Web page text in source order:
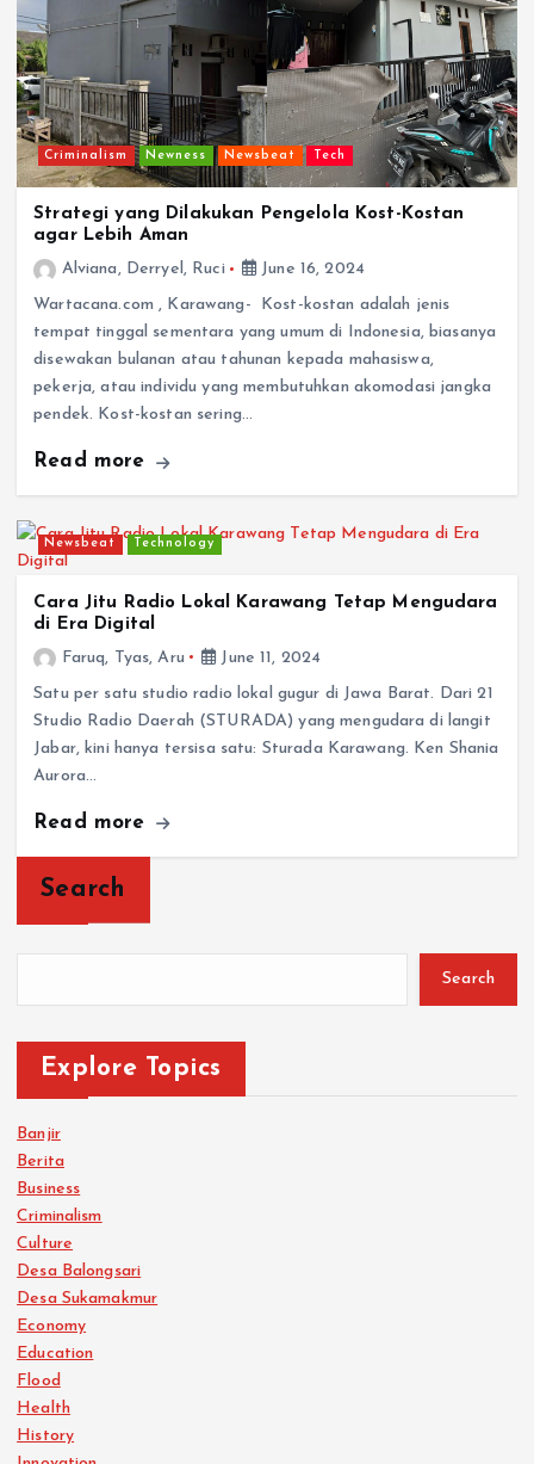
Criminalism Newness Newsbeat Tech
Strategi yang Dilakukan Pengelola Kost-Kostan
agar Lebih Aman
Alviana, Derryel, Ruci
June 16, 2024
Wartacana.com , Karawang- Kost-kostan adalah jenis
tempat tinggal sementara yang umum di Indonesia, biasanya
disewakan bulanan atau tahunan kepada mahasiswa,
pekerja, atau individu yang membutuhkan akomodasi jangka
pendek. Kost-kostan sering…
Read more
Newsbeat Technology
Cara Jitu Radio Lokal Karawang Tetap Mengudara
di Era Digital
Faruq, Tyas, Aru
June 11, 2024
Satu per satu studio radio lokal gugur di Jawa Barat. Dari 21
Studio Radio Daerah (STURADA) yang mengudara di langit
Jabar, kini hanya tersisa satu: Sturada Karawang. Ken Shania
Aurora…
Read more
Search
Search
Explore Topics
Banjir
Berita
Business
Criminalism
Culture
Desa Balongsari
Desa Sukamakmur
Economy
Education
Flood
Health
History